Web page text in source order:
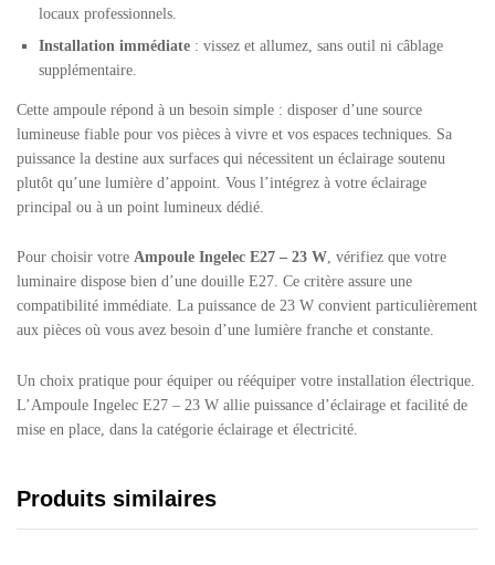
locaux professionnels.
Installation immédiate : vissez et allumez, sans outil ni câblage
supplémentaire.
Cette ampoule répond à un besoin simple : disposer d’une source
lumineuse fiable pour vos pièces à vivre et vos espaces techniques. Sa
puissance la destine aux surfaces qui nécessitent un éclairage soutenu
plutôt qu’une lumière d’appoint. Vous l’intégrez à votre éclairage
principal ou à un point lumineux dédié.
Pour choisir votre Ampoule Ingelec E27 – 23 W, vérifiez que votre
luminaire dispose bien d’une douille E27. Ce critère assure une
compatibilité immédiate. La puissance de 23 W convient particulièrement
aux pièces où vous avez besoin d’une lumière franche et constante.
Un choix pratique pour équiper ou rééquiper votre installation électrique.
L’Ampoule Ingelec E27 – 23 W allie puissance d’éclairage et facilité de
mise en place, dans la catégorie éclairage et électricité.
Produits similaires